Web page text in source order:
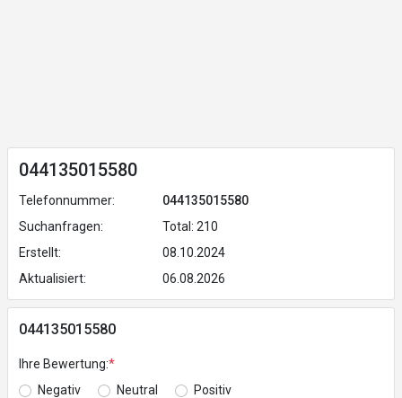
044135015580
Telefonnummer:
044135015580
Suchanfragen:
Total: 210
Erstellt:
08.10.2024
Aktualisiert:
06.08.2026
044135015580
Ihre Bewertung:*
Negativ
Neutral Positiv